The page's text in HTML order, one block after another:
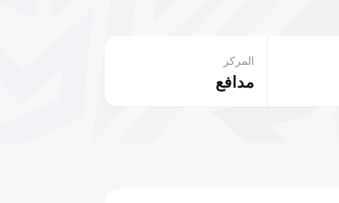
مدافع
المركز